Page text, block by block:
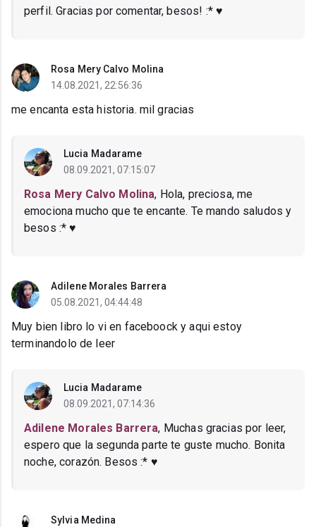
perfil. Gracias por comentar, besos! :* ♥
Rosa Mery Calvo Molina
14.08.2021, 22:56:36
me encanta esta historia. mil gracias
Lucia Madarame
08.09.2021, 07:15:07
Rosa Mery Calvo Molina, Hola, preciosa, me
emociona mucho que te encante. Te mando saludos y
besos :* ♥
Adilene Morales Barrera
05.08.2021, 04:44:48
Muy bien libro lo vi en faceboock y aqui estoy
terminandolo de leer
Lucia Madarame
08.09.2021, 07:14:36
Adilene Morales Barrera, Muchas gracias por leer,
espero que la segunda parte te guste mucho. Bonita
noche, corazón. Besos :* ♥
Sylvia Medina